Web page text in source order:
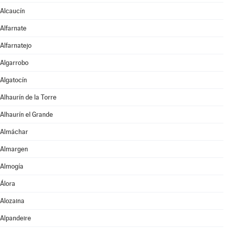
Alcaucín
Alfarnate
Alfarnatejo
Algarrobo
Algatocín
Alhaurín de la Torre
Alhaurín el Grande
Almáchar
Almargen
Almogía
Álora
Alozaina
Alpandeire